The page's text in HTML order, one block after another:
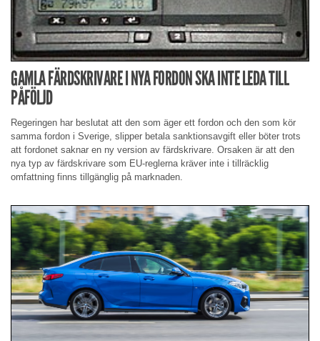
GAMLA FÄRDSKRIVARE I NYA FORDON SKA INTE LEDA TILL
PÅFÖLJD
Regeringen har beslutat att den som äger ett fordon och den som kör
samma fordon i Sverige, slipper betala sanktionsavgift eller böter trots
att fordonet saknar en ny version av färdskrivare. Orsaken är att den
nya typ av färdskrivare som EU-reglerna kräver inte i tillräcklig
omfattning finns tillgänglig på marknaden.